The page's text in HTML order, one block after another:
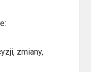
zmiany,